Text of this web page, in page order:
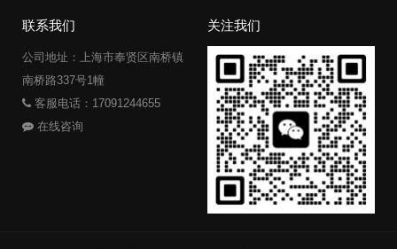
联系我们
公司地址：上海市奉贤区南桥镇
南桥路337号1幢
客服电话：17091244655
在线咨询
关注我们